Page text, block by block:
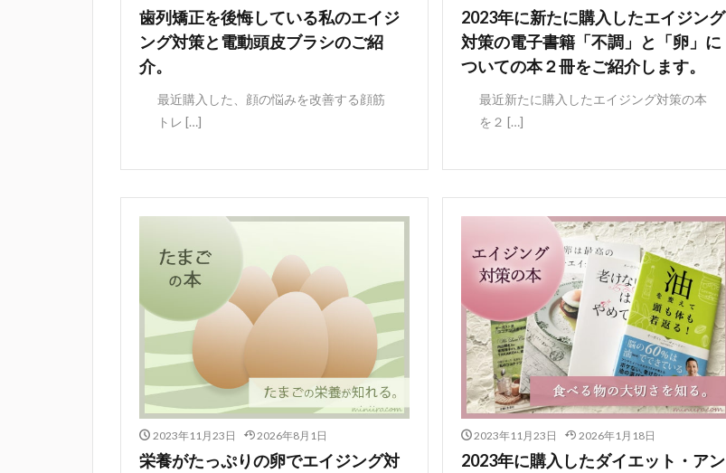
歯列矯正を後悔している私のエイジ
ング対策と電動頭皮ブラシのご紹
介。
最近購入した、顔の悩みを改善する顔筋
トレ […]
2023年に新たに購入したエイジング
対策の電子書籍「不調」と「卵」に
ついての本２冊をご紹介します。
最近新たに購入したエイジング対策の本
を２ […]
2023年11月23日 2026年8月1日
栄養がたっぷりの卵でエイジング対
2023年11月23日 2026年1月18日
2023年に購入したダイエット・アン